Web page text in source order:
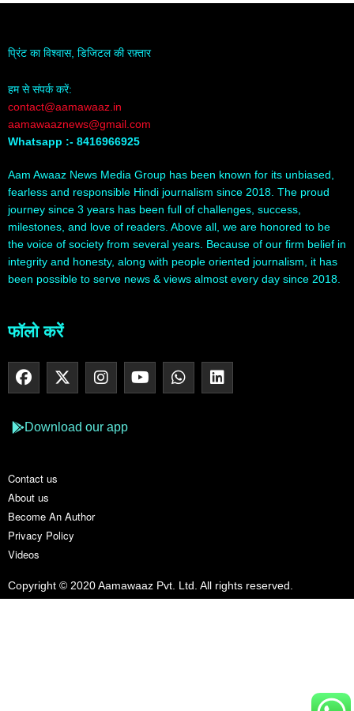
प्रिंट का विश्वास, डिजिटल की रफ़्तार
हम से संपर्क करें:
contact@aamawaaz.in
aamawaaznews@gmail.com
Whatsapp :- 8416966925
Aam Awaaz News Media Group has been known for its unbiased,
fearless and responsible Hindi journalism since 2018. The proud
journey since 3 years has been full of challenges, success,
milestones, and love of readers. Above all, we are honored to be
the voice of society from several years. Because of our firm belief in
integrity and honesty, along with people oriented journalism, it has
been possible to serve news & views almost every day since 2018.
फॉलो करें
Download our app
Copyright © 2020 Aamawaaz Pvt. Ltd. All rights reserved.
Contact us
About us
Become An Author
Privacy Policy
Videos